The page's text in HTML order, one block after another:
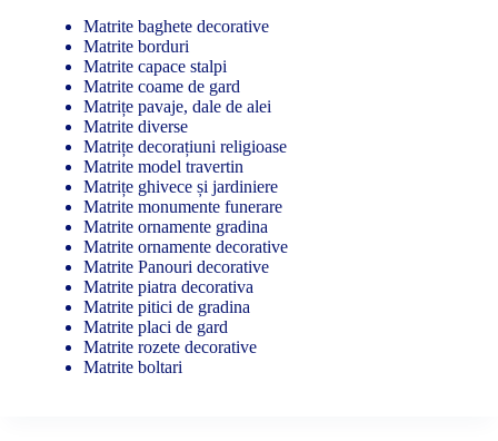
Matrite baghete decorative
Matrite borduri
Matrite capace stalpi
Matrite coame de gard
Matrițe pavaje, dale de alei
Matrite diverse
Matrițe decorațiuni religioase
Matrite model travertin
Matrițe ghivece și jardiniere
Matrite monumente funerare
Matrite ornamente gradina
Matrite ornamente decorative
Matrite Panouri decorative
Matrite piatra decorativa
Matrite pitici de gradina
Matrite placi de gard
Matrite rozete decorative
Matrite boltari